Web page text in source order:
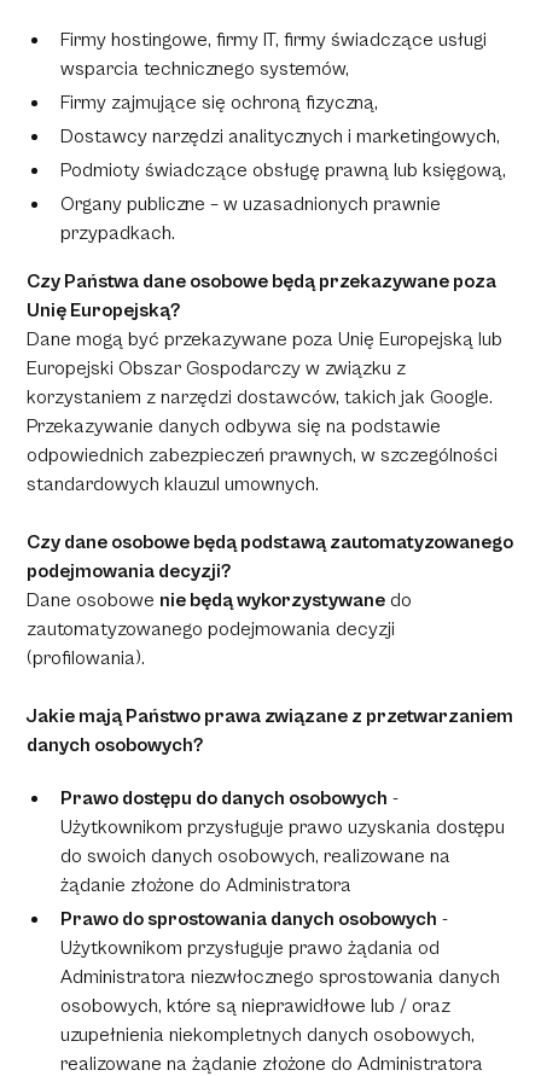
Firmy hostingowe, firmy IT, firmy świadczące usługi
wsparcia technicznego systemów,
Firmy zajmujące się ochroną fizyczną,
Dostawcy narzędzi analitycznych i marketingowych,
Podmioty świadczące obsługę prawną lub księgową,
Organy publiczne – w uzasadnionych prawnie
przypadkach.
Czy Państwa dane osobowe będą przekazywane poza
Unię Europejską?
Dane mogą być przekazywane poza Unię Europejską lub
Europejski Obszar Gospodarczy w związku z
korzystaniem z narzędzi dostawców, takich jak Google.
Przekazywanie danych odbywa się na podstawie
odpowiednich zabezpieczeń prawnych, w szczególności
standardowych klauzul umownych.
Czy dane osobowe będą podstawą zautomatyzowanego
podejmowania decyzji?
Dane osobowe nie będą wykorzystywane do
zautomatyzowanego podejmowania decyzji
(profilowania).
Jakie mają Państwo prawa związane z przetwarzaniem
danych osobowych?
Prawo dostępu do danych osobowych -
Użytkownikom przysługuje prawo uzyskania dostępu
do swoich danych osobowych, realizowane na
żądanie złożone do Administratora
Prawo do sprostowania danych osobowych -
Użytkownikom przysługuje prawo żądania od
Administratora niezwłocznego sprostowania danych
osobowych, które są nieprawidłowe lub / oraz
uzupełnienia niekompletnych danych osobowych,
realizowane na żądanie złożone do Administratora